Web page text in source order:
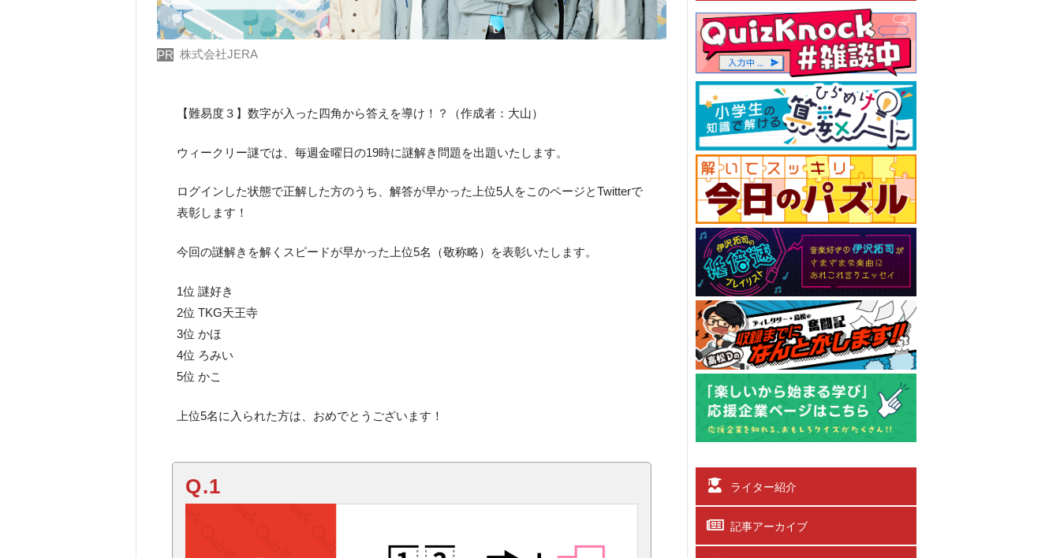
PR 株式会社JERA
【難易度３】数字が入った四角から答えを導け！？（作成者：大山）
ウィークリー謎では、毎週金曜日の19時に謎解き問題を出題いたします。
ログインした状態で正解した方のうち、解答が早かった上位5人をこのページとTwitterで
表彰します！
今回の謎解きを解くスピードが早かった上位5名（敬称略）を表彰いたします。
1位 謎好き
2位 TKG天王寺
3位 かほ
4位 ろみい
5位 かこ
上位5名に入られた方は、おめでとうございます！
Q.1 ライター紹介
記事アーカイブ